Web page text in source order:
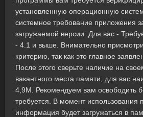
установленную операционную
системное требование приложения
загружаемой версии. Для вас -
- 4.1 и выше. Внимательно
критерию, так как это главное
После этого сверьте наличие на
вакантного места памяти, для вас
4,9M. Рекомендуем вам освободить
требуется. В момент использования
информация будет загружаться в